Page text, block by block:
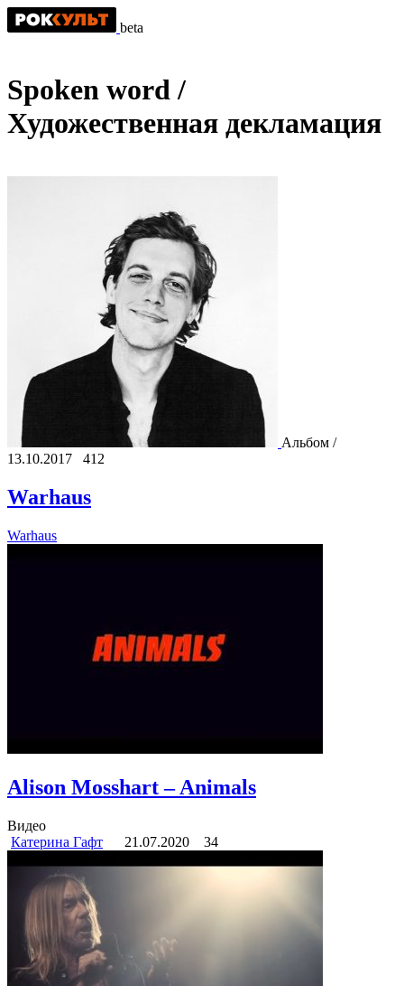
beta
Spoken word /
Художественная декламация
Альбом /
13.10.2017
412
Warhaus
Warhaus
Alison Mosshart – Animals
Видео
Катерина Гафт
21.07.2020 34